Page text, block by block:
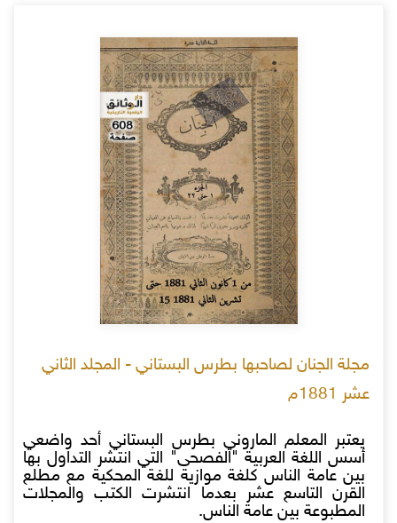
مجلة الجنان لصاحبها بطرس البستاني - المجلد الثاني
عشر 1881م
يعتبر المعلم الماروني بطرس البستاني أحد واضعي
أسس اللغة العربية "الفصحى" التي انتشر التداول بها
بين عامة الناس كلغة موازية للغة المحكية مع مطلع
القرن التاسع عشر بعدما انتشرت الكتب والمجلات
المطبوعة بين عامة الناس.